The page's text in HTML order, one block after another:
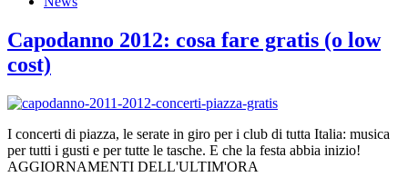
Capodanno 2012: cosa fare gratis (o low
cost)
I concerti di piazza, le serate in giro per i club di tutta Italia: musica
per tutti i gusti e per tutte le tasche. E che la festa abbia inizio!
AGGIORNAMENTI DELL'ULTIM'ORA